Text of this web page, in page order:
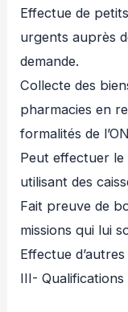
Effectue de
urgents auprès
demande.
Collecte des
pharmacies en
formalités de
Peut effectuer le
utilisant des
Fait preuve de
missions qui lui
Effectue
III- Qualifications